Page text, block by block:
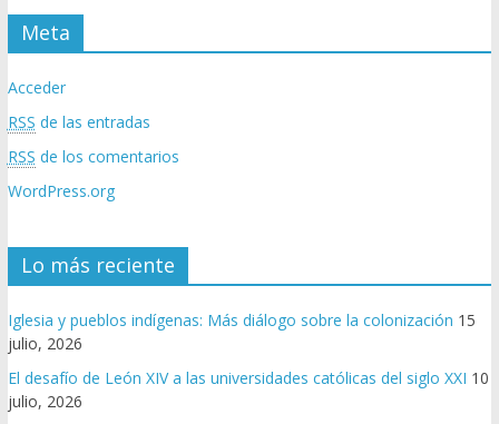
Meta
Acceder
RSS de las entradas
RSS de los comentarios
WordPress.org
Lo más reciente
Iglesia y pueblos indígenas: Más diálogo sobre la colonización 15
julio, 2026
El desafío de León XIV a las universidades católicas del siglo XXI 10
julio, 2026